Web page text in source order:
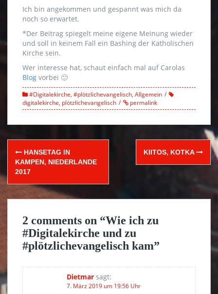
Ich bin angekommen und gespannt was mich da
noch so erwartet.
*Der Beitrag spiegelt meine eigene Meinung wieder
und soll in keinem Fall ein Bashing der Katholischen
Kirche sein.
Wer interesse hat, schaut einfach mal auf Carolas
Blog vorbei 🙂
#Digitalekirche, #plötzlichevangelisch, Allgemein
digitalekirche, plötzlichevangelisch permalink
Post
navigation
HANSETAG IN
KAMPEN, NIEDERLANDE
2017
KIITOS, KOTKA
2 comments on “Wie ich zu
#Digitalekirche und zu
#plötzlichevangelisch kam”
Dietmar sagt:
7. März 2019 um 19:56 Uhr